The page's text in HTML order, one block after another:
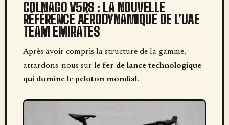
COLNAGO V5RS : LA NOUVELLE
RÉFÉRENCE AÉRODYNAMIQUE DE L’UAE
TEAM EMIRATES
Après avoir compris la structure de la gamme,
attardons-nous sur le fer de lance technologique
qui domine le peloton mondial.